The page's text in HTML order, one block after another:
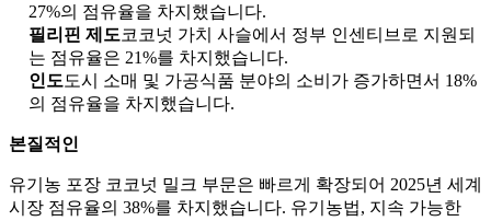
27%의 점유율을 차지했습니다.
필리핀 제도코코넛 가치 사슬에서 정부 인센티브로 지원되
는 점유율은 21%를 차지했습니다.
인도도시 소매 및 가공식품 분야의 소비가 증가하면서 18%
의 점유율을 차지했습니다.
본질적인
유기농 포장 코코넛 밀크 부문은 빠르게 확장되어 2025년 세계
시장 점유율의 38%를 차지했습니다. 유기농법, 지속 가능한